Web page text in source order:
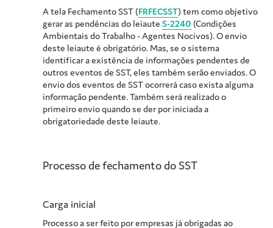
A tela Fechamento SST (FRFECSST) tem como objetivo
gerar as pendências do leiaute S-2240 (Condições
Ambientais do Trabalho - Agentes Nocivos). O envio
deste leiaute é obrigatório. Mas, se o sistema
identificar a existência de informações pendentes de
outros eventos de SST, eles também serão enviados. O
envio dos eventos de SST ocorrerá caso exista alguma
informação pendente. Também será realizado o
primeiro envio quando se der por iniciada a
obrigatoriedade deste leiaute.
Processo de fechamento do SST
Carga inicial
Processo a ser feito por empresas já obrigadas ao